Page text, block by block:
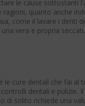
le cause sottostanti
quanto anche
come il lavare i denti
vera e propria
cure dentali che fai
dentali e pulizie.
di solito richiede una